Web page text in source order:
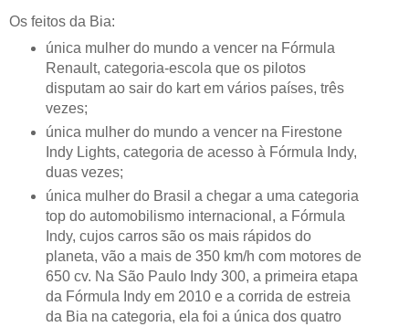
Os feitos da Bia:
única mulher do mundo a vencer na Fórmula
Renault, categoria-escola que os pilotos
disputam ao sair do kart em vários países, três
vezes;
única mulher do mundo a vencer na Firestone
Indy Lights, categoria de acesso à Fórmula Indy,
duas vezes;
única mulher do Brasil a chegar a uma categoria
top do automobilismo internacional, a Fórmula
Indy, cujos carros são os mais rápidos do
planeta, vão a mais de 350 km/h com motores de
650 cv. Na São Paulo Indy 300, a primeira etapa
da Fórmula Indy em 2010 e a corrida de estreia
da Bia na categoria, ela foi a única dos quatro